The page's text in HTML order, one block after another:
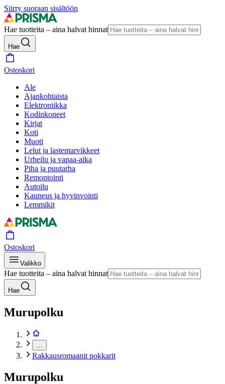
Siirry suoraan sisältöön
Hae tuotteita – aina halvat hinnat
Hae
Ostoskori
Ale
Ajankohtaista
Elektroniikka
Kodinkoneet
Kirjat
Koti
Muoti
Lelut ja lastentarvikkeet
Urheilu ja vapaa-aika
Piha ja puutarha
Remontointi
Autoilu
Kauneus ja hyvinvointi
Lemmikit
Ostoskori
Valikko
Hae tuotteita – aina halvat hinnat
Hae
Murupolku
Rakkausromaanit pokkarit
Murupolku